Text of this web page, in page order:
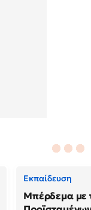
Εκπαίδευση
Μπέρδεμα με